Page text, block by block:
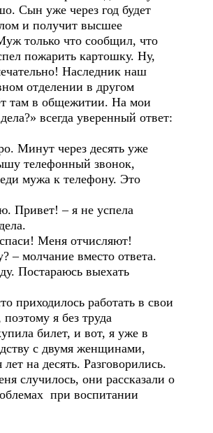
Сын уже через год будет
и получит высшее
только что сообщил, что
пожарить картошку. Ну,
Наследник наш
отделении в другом
там в общежитии. На мои
всегда уверенный ответ:
Минут через десять уже
телефонный звонок,
мужа к телефону. Это
– я не успела
Меня отчисляют!
вместо ответа.
выехать
работать в свои
я без труда
билет, и вот, я уже в
с двумя женщинами,
на десять. Разговорились.
случилось, они рассказали о
при воспитании